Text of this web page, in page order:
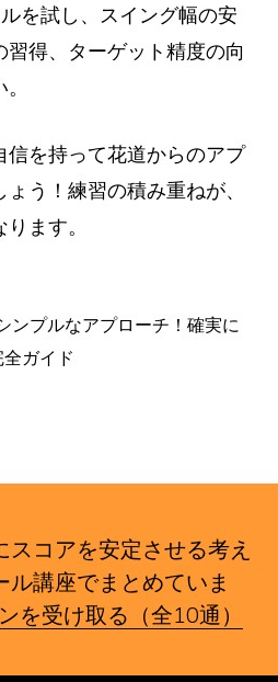
を試し、スイング幅の安
得、ターゲット精度の向
信を持って花道からのアプ
う！練習の積み重ねが、
ます。
ンプルなアプローチ！確実に
ガイド
コアを安定させる考え
講座でまとめていま
を受け取る（全10通）